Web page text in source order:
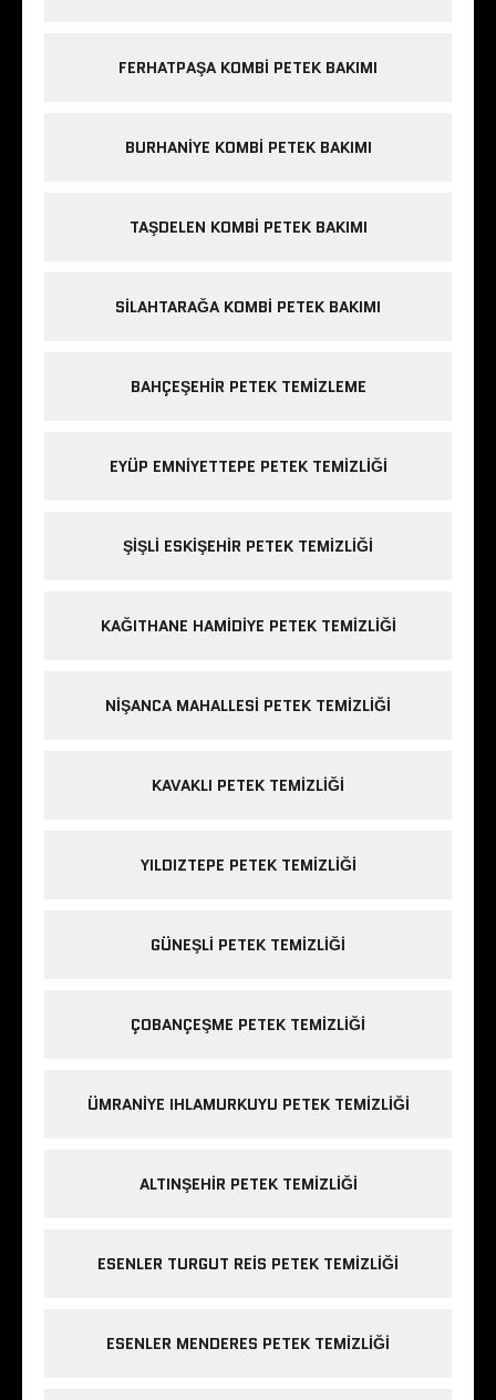
FERHATPAŞA KOMBI PETEK BAKIMI
BURHANIYE KOMBI PETEK BAKIMI
TAŞDELEN KOMBI PETEK BAKIMI
SILAHTARAĞA KOMBI PETEK BAKIMI
BAHÇEŞEHIR PETEK TEMIZLEME
EYÜP EMNIYETTEPE PETEK TEMIZLIĞI
ŞIŞLI ESKIŞEHIR PETEK TEMIZLIĞI
KAĞITHANE HAMIDIYE PETEK TEMIZLIĞI
NIŞANCA MAHALLESI PETEK TEMIZLIĞI
KAVAKLI PETEK TEMIZLIĞI
YILDIZTEPE PETEK TEMIZLIĞI
GÜNEŞLI PETEK TEMIZLIĞI
ÇOBANÇEŞME PETEK TEMIZLIĞI
ÜMRANIYE IHLAMURKUYU PETEK TEMIZLIĞI
ALTINŞEHIR PETEK TEMIZLIĞI
ESENLER TURGUT REIS PETEK TEMIZLIĞI
ESENLER MENDERES PETEK TEMIZLIĞI